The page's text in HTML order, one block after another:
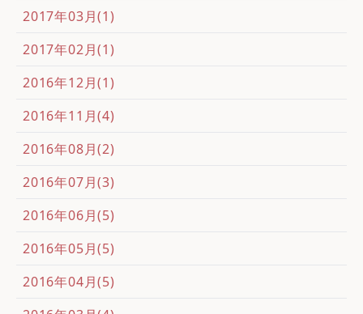
2017年03月(1)
2017年02月(1)
2016年12月(1)
2016年11月(4)
2016年08月(2)
2016年07月(3)
2016年06月(5)
2016年05月(5)
2016年04月(5)